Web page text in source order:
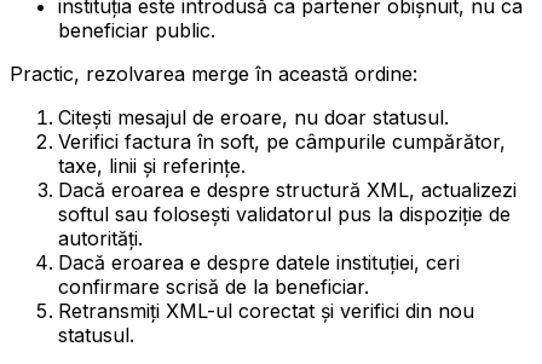
instituția este introdusă ca partener obișnuit, nu ca
beneficiar public.
Practic, rezolvarea merge în această ordine:
Citești mesajul de eroare, nu doar statusul.
Verifici factura în soft, pe câmpurile cumpărător,
taxe, linii și referințe.
Dacă eroarea e despre structură XML, actualizezi
softul sau folosești validatorul pus la dispoziție de
autorități.
Dacă eroarea e despre datele instituției, ceri
confirmare scrisă de la beneficiar.
Retransmiți XML-ul corectat și verifici din nou
statusul.